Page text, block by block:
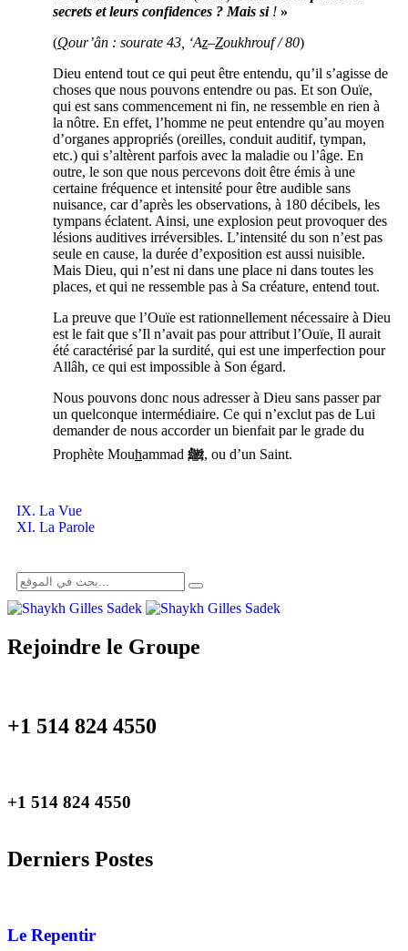
secrets et leurs confidences ? Mais si ! »
(Qour’ân : sourate 43, ‘Az–Zoukhrouf / 80)
Dieu entend tout ce qui peut être entendu, qu’il s’agisse de
choses que nous pouvons entendre ou pas. Et son Ouïe,
qui est sans commencement ni fin, ne ressemble en rien à
la nôtre. En effet, l’homme ne peut entendre qu’au moyen
d’organes appropriés (oreilles, conduit auditif, tympan,
etc.) qui s’altèrent parfois avec la maladie ou l’âge. En
outre, le son que nous percevons doit être émis à une
certaine fréquence et intensité pour être audible sans
nuisance, car d’après les observations, à 180 décibels, les
tympans éclatent. Ainsi, une explosion peut provoquer des
lésions auditives irréversibles. L’intensité du son n’est pas
seule en cause, la durée d’exposition est aussi nuisible.
Mais Dieu, qui n’est ni dans une place ni dans toutes les
places, et qui ne ressemble pas à Sa créature, entend tout.
La preuve que l’Ouïe est rationnellement nécessaire à Dieu
est le fait que s’Il n’avait pas pour attribut l’Ouïe, Il aurait
été caractérisé par la surdité, qui est une imperfection pour
Allâh, ce qui est impossible à Son égard.
Nous pouvons donc nous adresser à Dieu sans passer par
un quelconque intermédiaire. Ce qui n’exclut pas de Lui
demander de nous accorder un bienfait par le grade du
Prophète Mouhammad ﷺ, ou d’un Saint.
IX. La Vue
XI. La Parole
Rejoindre le Groupe
+1 514 824 4550
+1 514 824 4550
Derniers Postes
Le Repentir